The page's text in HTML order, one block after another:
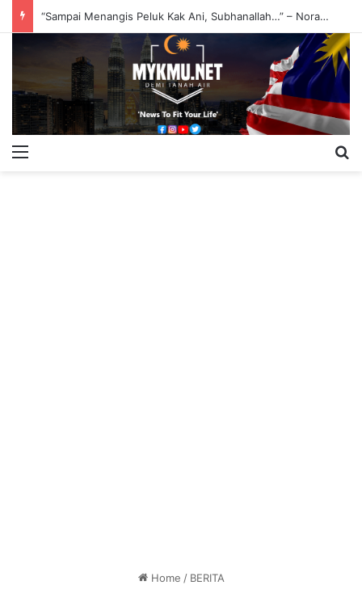
“Sampai Menangis Peluk Kak Ani, Subhanallah…” – Noraniza Idris
Home / BERITA